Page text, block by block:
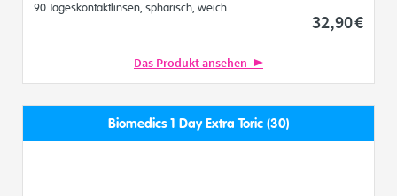
90 Tageskontaktlinsen, sphärisch, weich
32,90€
Das Produkt ansehen
Biomedics 1 Day Extra Toric (30)